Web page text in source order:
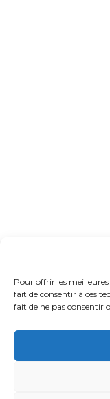
Pour offrir les
fait de consentir à ces
fait de ne pas consentir